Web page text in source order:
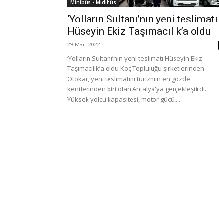
Minibüs - Midibüs
‘Yolların Sultanı’nın yeni teslimatı
Hüseyin Ekiz Taşımacılık’a oldu
29 Mart 2022
‘Yolların Sultanı’nın yeni teslimatı Hüseyin Ekiz
Taşımacılık’a oldu Koç Topluluğu şirketlerinden
Otokar, yeni teslimatını turizmin en gözde
kentlerinden biri olan Antalya'ya gerçekleştirdi.
Yüksek yolcu kapasitesi, motor gücü,...